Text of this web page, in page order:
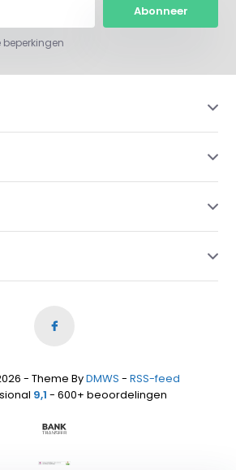
Abonneer
beperkingen
- Theme ByDMWS - RSS-feed
9,1 - 600+ beoordelingen